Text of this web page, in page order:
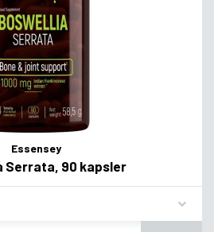
Essensey
Serrata, 90 kapsler